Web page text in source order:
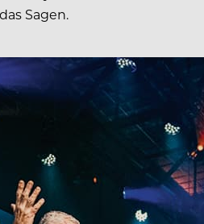
Sagen.